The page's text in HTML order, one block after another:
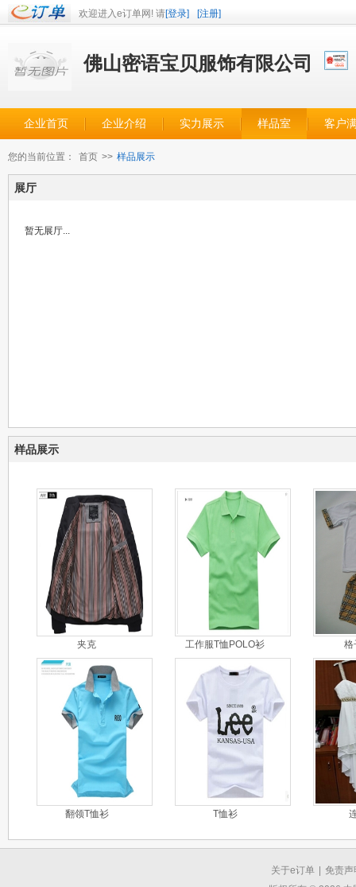
欢迎进入e订单网! 请[登录] [注册]
佛山密语宝贝服饰有限公司
企业首页 企业介绍 实力展示 样品室 客户
您的当前位置： 首页 >> 样品展示
展厅
暂无展厅...
样品展示
夹克 工作服T恤POLO衫 格
翻领T恤衫 T恤衫
关于e订单
免责声